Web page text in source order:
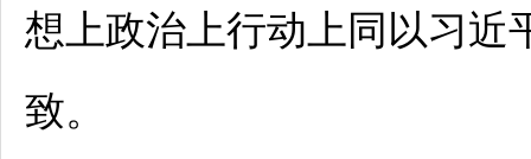
想上政治上行动上同以习近
致。